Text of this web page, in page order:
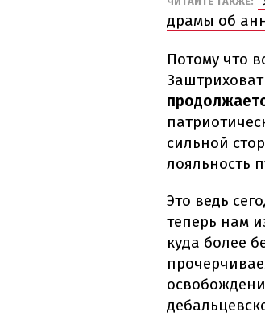
драмы об
Потому что
сильной
лояльность
Это ведь
теперь нам
куда более